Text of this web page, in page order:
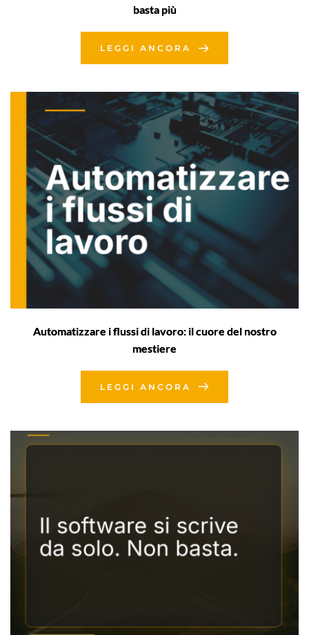
basta più
LEGGI ANCORA
Automatizzare i flussi di lavoro: il cuore del nostro
mestiere
LEGGI ANCORA